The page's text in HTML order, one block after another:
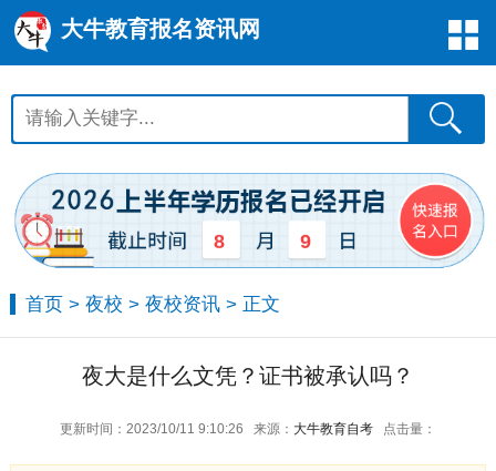
大牛教育报名资讯网
8 9
首页 >夜校 >夜校资讯 > 正文
夜大是什么文凭？证书被承认吗？
更新时间：2023/10/11 9:10:26 来源： 大牛教育自考 点击量：